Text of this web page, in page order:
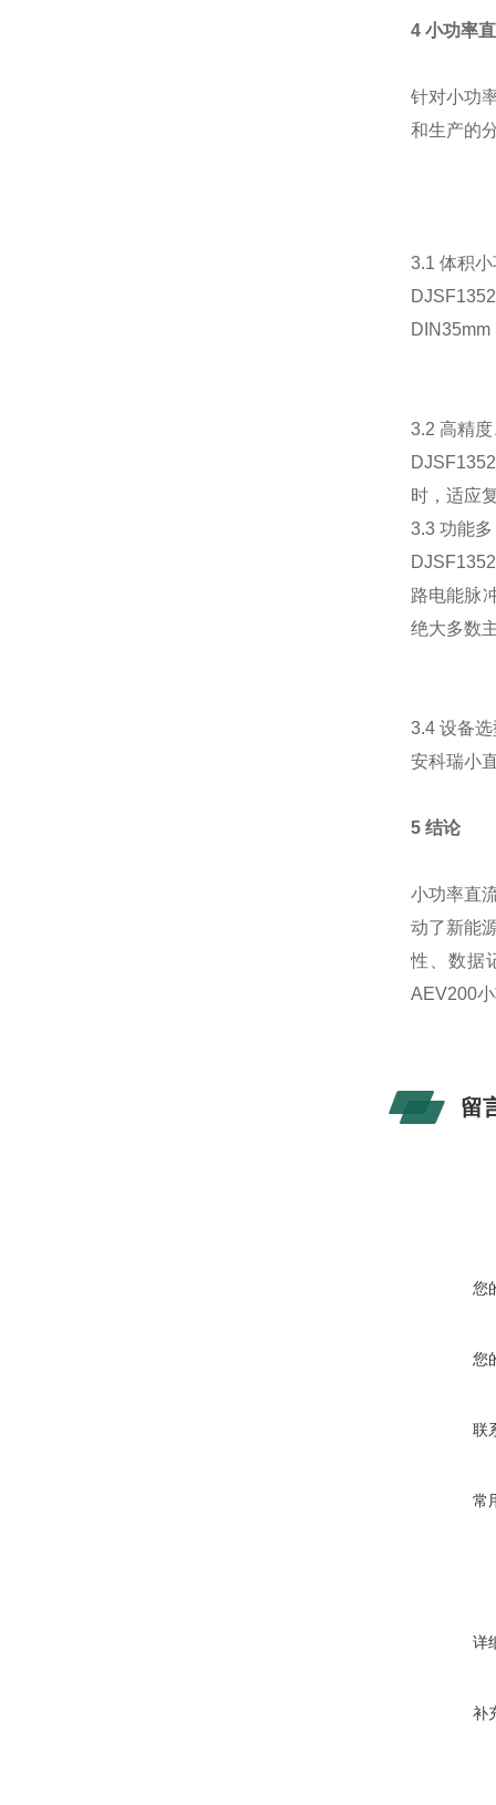
4 小功率
针对小功
和生产的
3.1 体积
3.2 高精
时，适应
3.3 功能
路电能脉
绝大多数
3.4 设备
安科瑞小
5 结论
小功率直
动了新能
性、数据
AEV200
留
您
您
联
常
详
补